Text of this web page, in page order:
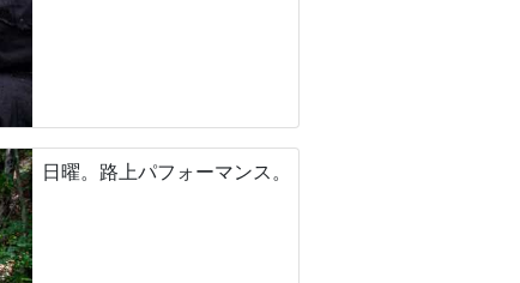
日曜。路上パフォーマンス。